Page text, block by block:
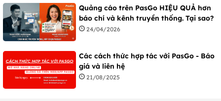
Quảng cáo trên PasGo HIỆU QUẢ hơn
báo chí và kênh truyền thống. Tại sao?
24/04/2026
Các cách thức hợp tác với PasGo - Báo
giá và liên hệ
21/08/2025